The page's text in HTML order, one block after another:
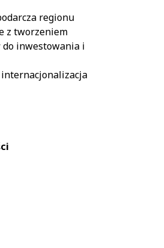
regionu
z tworzeniem
inwestowania i